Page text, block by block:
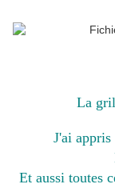
La
J'ai
Et aussi toutes